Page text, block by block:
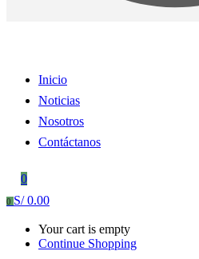
Inicio
Noticias
Nosotros
Contáctanos
0
0 S/0.00
Your cart is empty
Continue Shopping